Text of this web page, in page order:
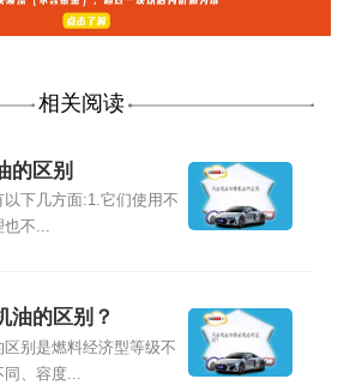
相关阅读
的区别
下几方面:1.它们使用不
也不...
油的区别？
别是燃料经济型等级不
、容度...